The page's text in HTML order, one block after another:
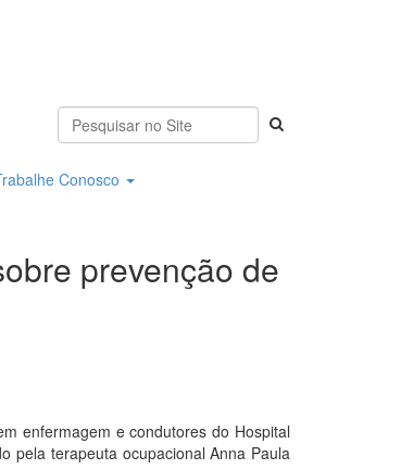
Conosco
prevenção de
enfermagem e condutores do Hospital
pela terapeuta ocupacional Anna Paula